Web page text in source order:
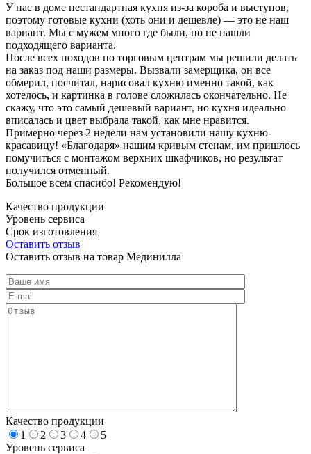
У нас в доме нестандартная кухня из-за короба и выступов,
поэтому готовые кухни (хоть они и дешевле) — это не наш
вариант. Мы с мужем много где были, но не нашли
подходящего варианта.
После всех походов по торговым центрам мы решили делать
на заказ под наши размеры. Вызвали замерщика, он все
обмерил, посчитал, нарисовал кухню именно такой, как
хотелось, и картинка в голове сложилась окончательно. Не
скажу, что это самый дешевый вариант, но кухня идеально
вписалась и цвет выбрала такой, как мне нравится.
Примерно через 2 недели нам установили нашу кухню-
красавицу! «Благодаря» нашим кривым стенам, им пришлось
помучиться с монтажом верхних шкафчиков, но результат
получился отменный.
Большое всем спасибо! Рекомендую!
Качество продукции
Уровень сервиса
Срок изготовления
Оставить отзыв
Оставить отзыв на товар Мединилла
Качество продукции
1
2 3 4
5
Уровень сервиса